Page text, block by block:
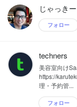
じゃっきー
フォロー
techners
美容室向け
https://
理・予約管...
フォロー